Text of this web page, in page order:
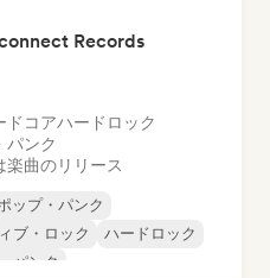
Records
ドコアハードロック
パンク
楽曲のリリース
ップ・パンク
ブ・ロック
ハードロック
パンク